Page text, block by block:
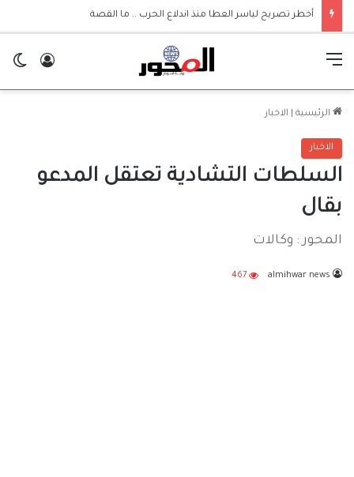
أخطر تصريح لياسر العطا منذ اندلاع الحرب .. ما القصة
الرئيسية الاخبار
الاخبار
السلطات التشادية تعتقل المدعو
بقال
المحور : وكالات
almihwar news
467